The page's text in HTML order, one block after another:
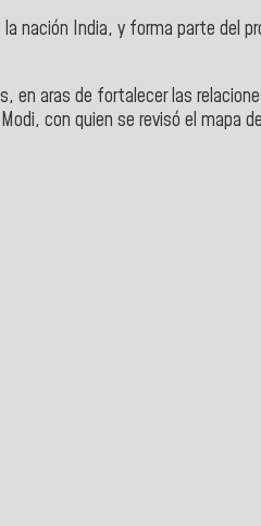
nación India, y forma parte del
en aras de fortalecer las
, con quien se revisó el mapa de